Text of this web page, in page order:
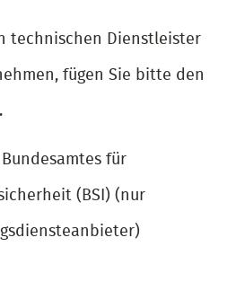
technischen Dienstleister
fügen Sie bitte den
für
(BSI) (nur